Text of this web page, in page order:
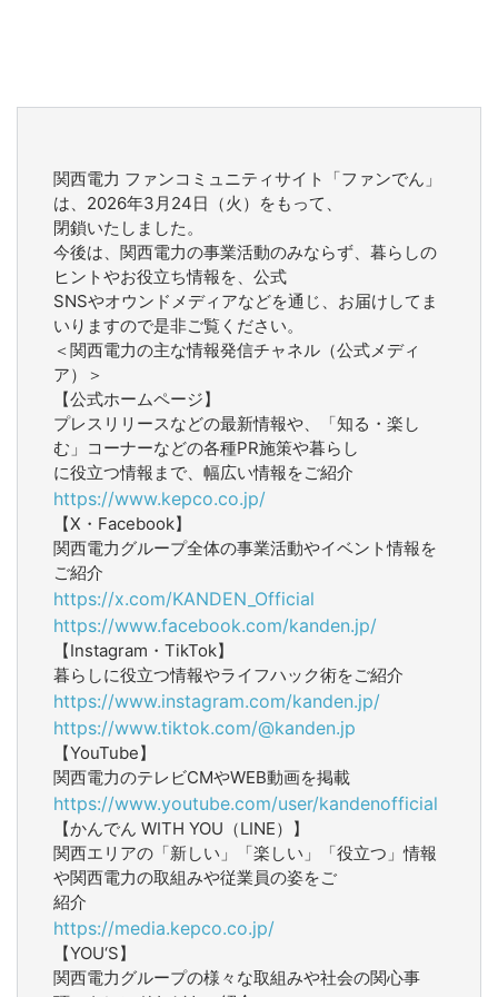
関西電力 ファンコミュニティサイト「ファンでん」
は、2026年3月24日（火）をもって、
閉鎖いたしました。
今後は、関西電力の事業活動のみならず、暮らしの
ヒントやお役立ち情報を、公式
SNSやオウンドメディアなどを通じ、お届けしてま
いりますので是非ご覧ください。
＜関西電力の主な情報発信チャネル（公式メディ
ア）＞
【公式ホームページ】
プレスリリースなどの最新情報や、「知る・楽し
む」コーナーなどの各種PR施策や暮らし
に役立つ情報まで、幅広い情報をご紹介
https://www.kepco.co.jp/
【X・Facebook】
関西電力グループ全体の事業活動やイベント情報を
ご紹介
https://x.com/KANDEN_Official
https://www.facebook.com/kanden.jp/
【Instagram・TikTok】
暮らしに役立つ情報やライフハック術をご紹介
https://www.instagram.com/kanden.jp/
https://www.tiktok.com/@kanden.jp
【YouTube】
関西電力のテレビCMやWEB動画を掲載
https://www.youtube.com/user/kandenofficial
【かんでん WITH YOU（LINE）】
関西エリアの「新しい」「楽しい」「役立つ」情報
や関西電力の取組みや従業員の姿をご
紹介
https://media.kepco.co.jp/
【YOU‘S】
関西電力グループの様々な取組みや社会の関心事